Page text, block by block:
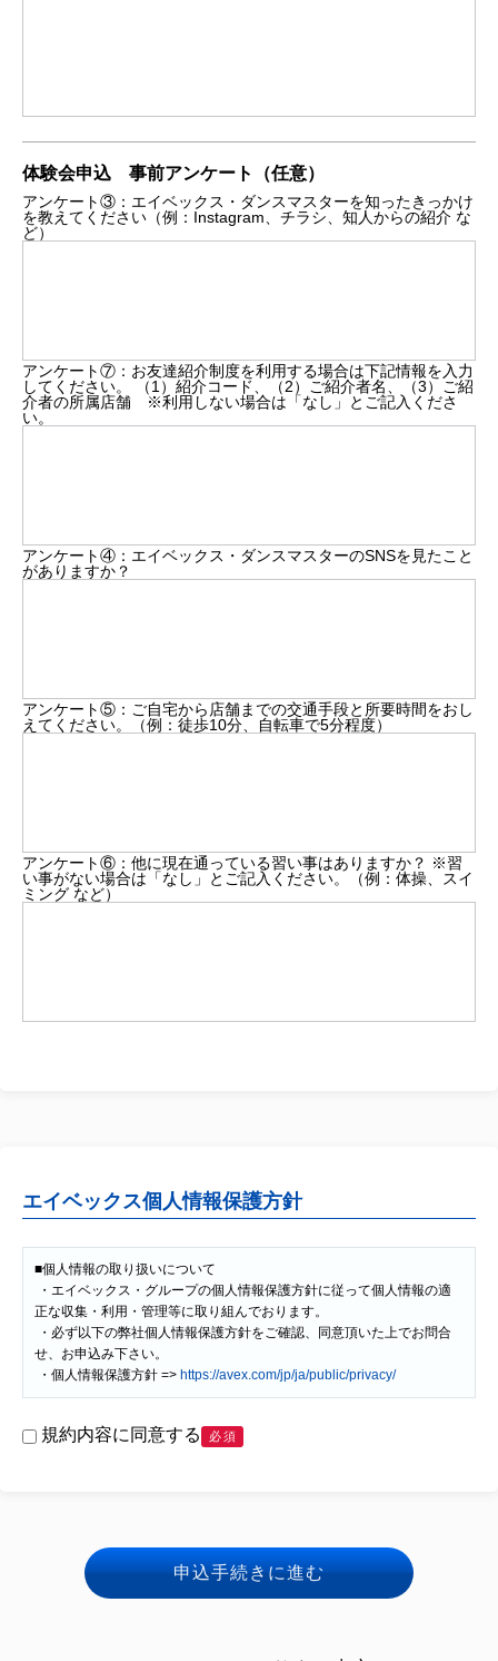
体験会申込 事前アンケート（任意）
アンケート③：エイベックス・ダンスマスターを知ったきっかけ
を教えてください（例：Instagram、チラシ、知人からの紹介 な
ど）
アンケート⑦：お友達紹介制度を利用する場合は下記情報を入力
してください。 （1）紹介コード、（2）ご紹介者名、（3）ご紹
介者の所属店舗 ※利用しない場合は「なし」とご記入くださ
い。
アンケート④：エイベックス・ダンスマスターのSNSを見たこと
がありますか？
アンケート⑤：ご自宅から店舗までの交通手段と所要時間をおし
えてください。（例：徒歩10分、自転車で5分程度）
アンケート⑥：他に現在通っている習い事はありますか？ ※習
い事がない場合は「なし」とご記入ください。（例：体操、スイ
ミング など）
エイベックス個人情報保護方針
■個人情報の取り扱いについて
正な収集・利用・管理等に取り組んでおります。
せ、お申込み下さい。
・個人情報保護方針 => https://avex.com/jp/ja/public/privacy/
規約内容に同意する 必須
申込手続きに進む